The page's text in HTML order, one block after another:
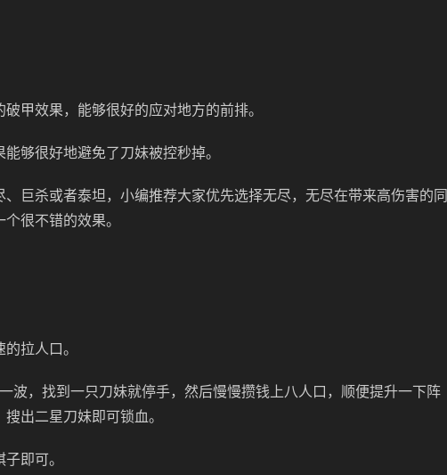
甲效果，能够很好的应对地方的前排。
够很好地避免了刀妹被控秒掉。
巨杀或者泰坦，小编推荐大家优先选择无尽，无尽在带来高伤害的同
很不错的效果。
拉人口。
波，找到一只刀妹就停手，然后慢慢攒钱上八人口，顺便提升一下阵
出二星刀妹即可锁血。
即可。